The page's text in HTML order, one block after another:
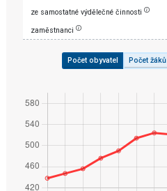
ze samostatné výdělečné činnosti
zaměstnanci
Počet obyvatel Počet žáků